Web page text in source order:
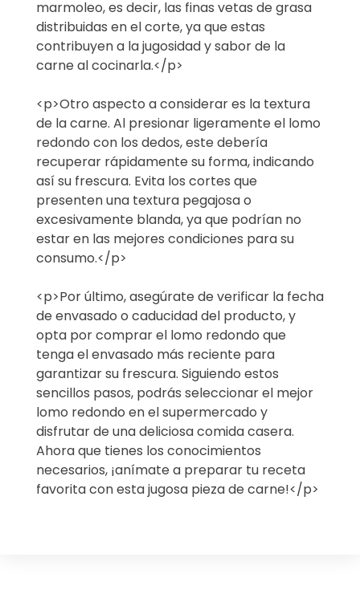
marmoleo, es decir, las finas vetas de grasa
distribuidas en el corte, ya que estas
contribuyen a la jugosidad y sabor de la
carne al cocinarla.</p>
<p>Otro aspecto a considerar es la textura
de la carne. Al presionar ligeramente el lomo
redondo con los dedos, este debería
recuperar rápidamente su forma, indicando
así su frescura. Evita los cortes que
presenten una textura pegajosa o
excesivamente blanda, ya que podrían no
estar en las mejores condiciones para su
consumo.</p>
<p>Por último, asegúrate de verificar la fecha
de envasado o caducidad del producto, y
opta por comprar el lomo redondo que
tenga el envasado más reciente para
garantizar su frescura. Siguiendo estos
sencillos pasos, podrás seleccionar el mejor
lomo redondo en el supermercado y
disfrutar de una deliciosa comida casera.
Ahora que tienes los conocimientos
necesarios, ¡anímate a preparar tu receta
favorita con esta jugosa pieza de carne!</p>